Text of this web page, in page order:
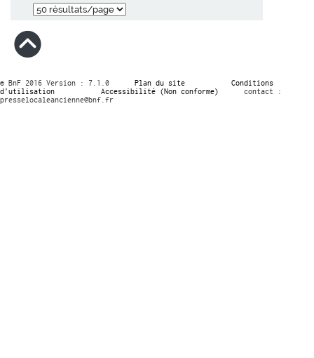
© BnF 2016 Version : 7.1.0 Plan du site
Conditions
d’utilisation
Accessibilité (Non conforme)
contact :
presselocaleancienne@bnf.fr